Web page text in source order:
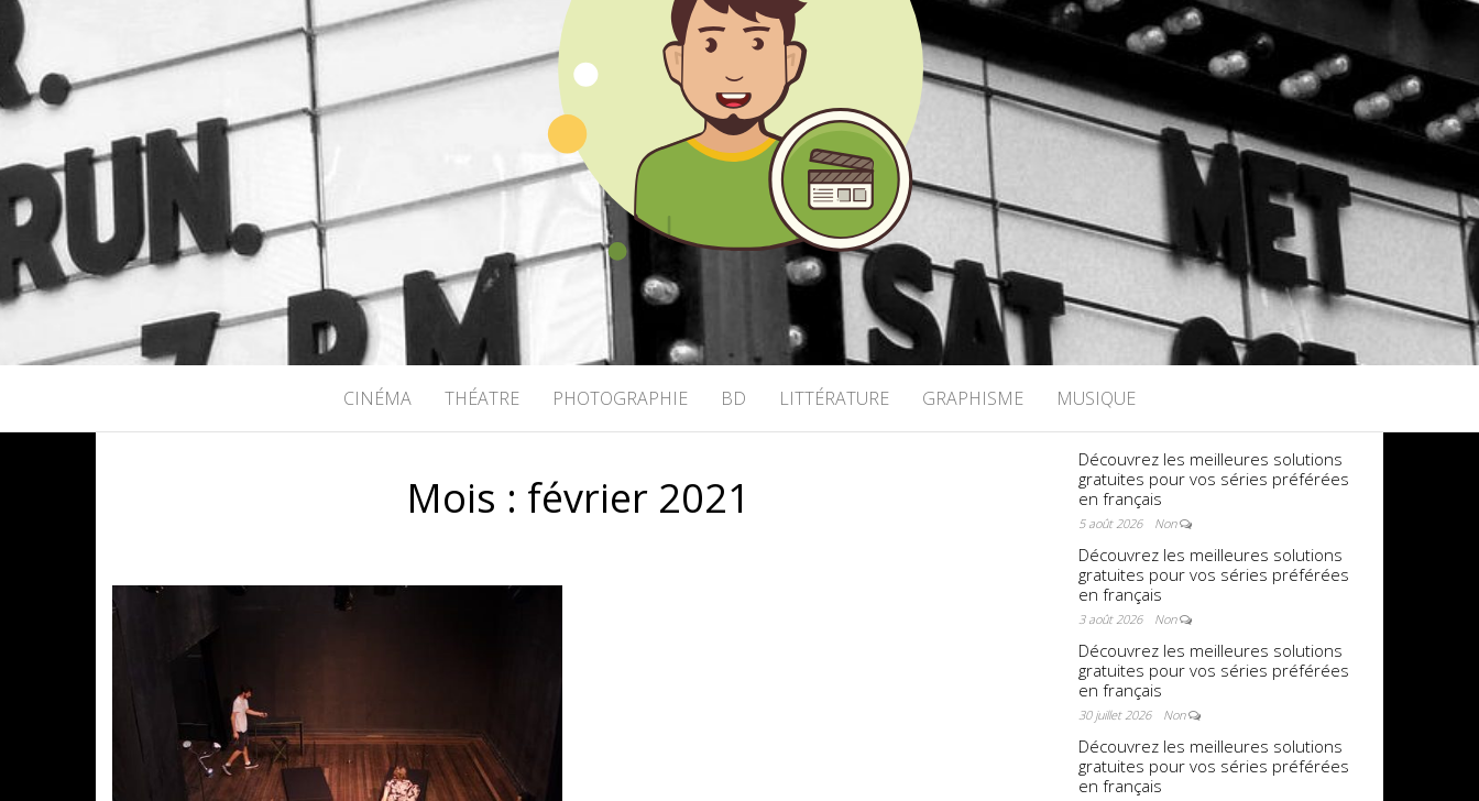
RICHARD BOHRINGER
CINÉMA THÉATRE PHOTOGRAPHIE BD LITTÉRATURE GRAPHISME MUSIQUE
Mois : février 2021
Découvrez les meilleures solutions
gratuites pour vos séries préférées
en français
5 août 2026 Non
Découvrez les meilleures solutions
gratuites pour vos séries préférées
en français
3 août 2026 Non
Découvrez les meilleures solutions
gratuites pour vos séries préférées
en français
30 juillet 2026 Non
Découvrez les meilleures solutions
gratuites pour vos séries préférées
en français